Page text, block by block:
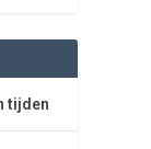
tijden